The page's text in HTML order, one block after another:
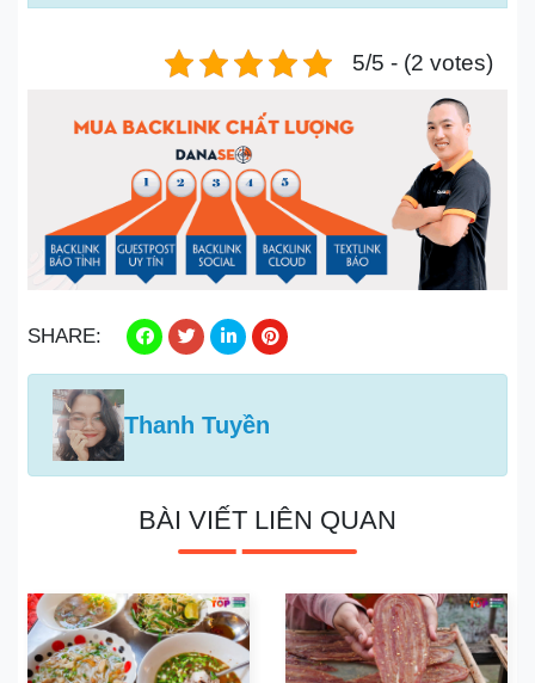
5/5 - (2 votes)
SHARE:
Thanh Tuyền
BÀI VIẾT LIÊN QUAN